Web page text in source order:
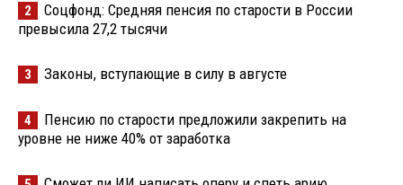
2
Соцфонд: Средняя пенсия по старости в России
превысила 27,2 тысячи
3 Законы, вступающие в силу в августе
4
Пенсию по старости предложили закрепить на
уровне не ниже 40% от заработка